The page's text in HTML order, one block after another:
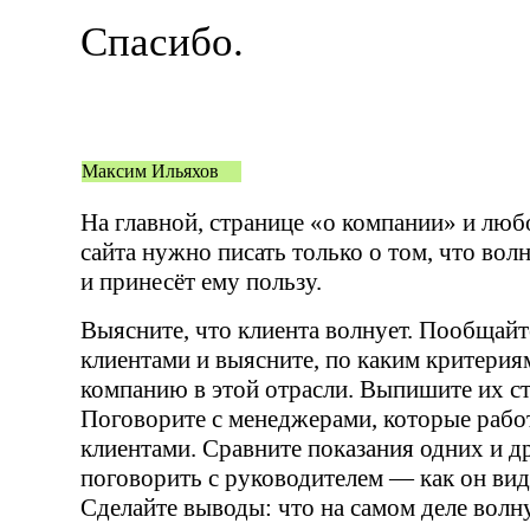
Спасибо.
Максим Ильяхов
На главной, странице «о компании» и
сайта нужно писать только о том, что
и принесёт ему пользу.
Выясните, что клиента волнует.
клиентами и выясните, по каким
компанию в этой отрасли. Выпишите их
Поговорите с менеджерами, которые
клиентами. Сравните показания одних и
поговорить с руководителем — как он
Сделайте выводы: что на самом деле